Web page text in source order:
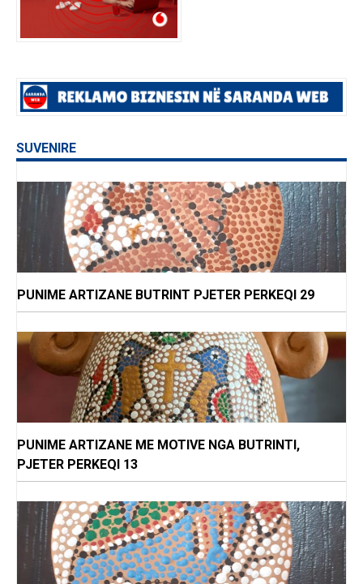
SUVENIRE
PUNIME ARTIZANE BUTRINT PJETER PERKEQI 29
PUNIME ARTIZANE ME MOTIVE NGA BUTRINTI,
PJETER PERKEQI 13